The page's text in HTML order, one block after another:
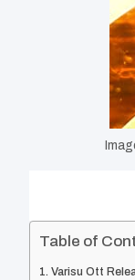
Table of
Varisu Ott